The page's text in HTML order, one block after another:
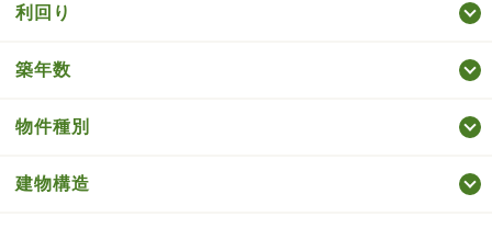
利回り
築年数
物件種別
建物構造